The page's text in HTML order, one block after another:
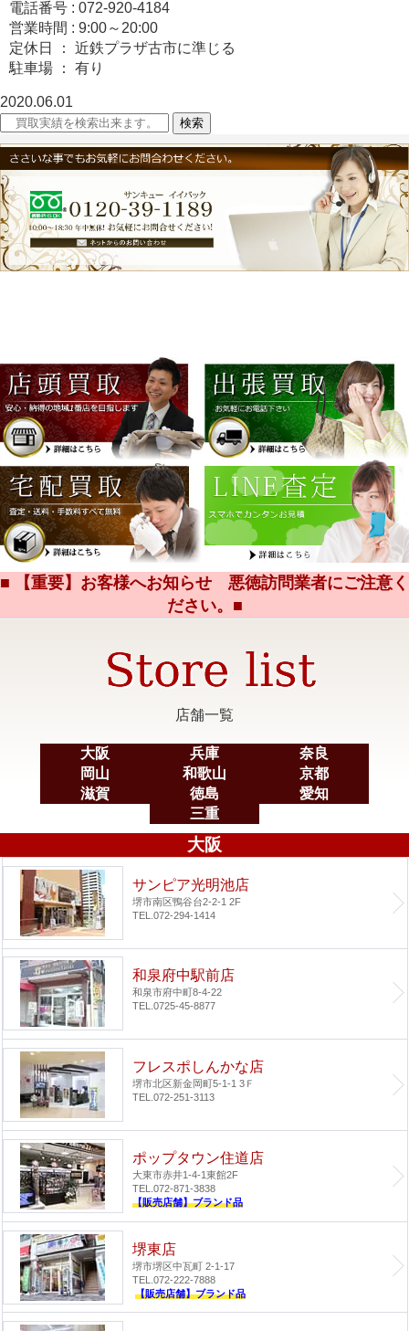
電話番号 : 072-920-4184
営業時間 : 9:00～20:00
定休日 ： 近鉄プラザ古市に準じる
駐車場 ： 有り
2020.06.01
■ 【重要】お客様へお知らせ 悪徳訪問業者にご注意く
ださい。■
店舗一覧
大阪 兵庫
奈良
岡山
和歌山
京都
滋賀
徳島
愛知
三重
大阪
サンピア光明池店
堺市南区鴨谷台2-2-1 2F
TEL.072-294-1414
和泉府中駅前店
和泉市府中町8-4-22
TEL.0725-45-8877
フレスポしんかな店
堺市北区新金岡町5-1-1 3Ｆ
TEL.072-251-3113
ポップタウン住道店
大東市赤井1-4-1東館2F
TEL.072-871-3838
【販売店舗】ブランド品
堺東店
堺市堺区中瓦町 2-1-17
TEL.072-222-7888
【販売店舗】ブランド品